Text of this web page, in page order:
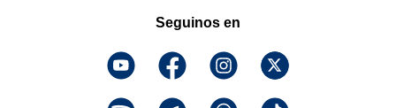
Seguinos en